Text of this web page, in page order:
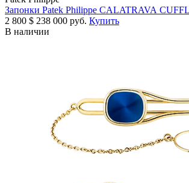
Запонки Patek Philippe CALATRAVA
2 800 $ 238 000 руб. Купить
В наличии